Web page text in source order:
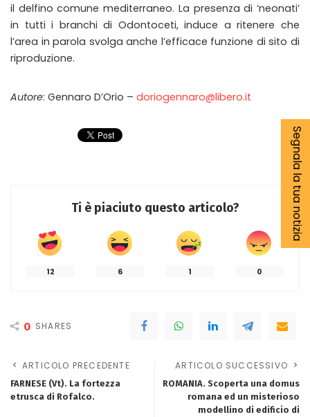
il delfino comune mediterraneo. La presenza di ‘neonati’
in tutti i branchi di Odontoceti, induce a ritenere che
l’area in parola svolga anche l’efficace funzione di sito di
riproduzione.
Autore: Gennaro D’Orio – doriogennaro@libero.it
Ti è piaciuto questo articolo?
12 6 1 0
0 SHARES
ARTICOLO PRECEDENTE
FARNESE (Vt). La fortezza
etrusca di Rofalco.
ARTICOLO SUCCESSIVO
ROMANIA. Scoperta una domus
romana ed un misterioso
modellino di edificio di
Segnala la tua notizia